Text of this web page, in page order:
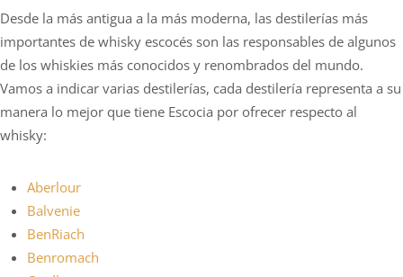
Desde la más antigua a la más moderna, las destilerías más
importantes de whisky escocés son las responsables de algunos
de los whiskies más conocidos y renombrados del mundo.
Vamos a indicar varias destilerías, cada destilería representa a su
manera lo mejor que tiene Escocia por ofrecer respecto al
whisky:
Aberlour
Balvenie
BenRiach
Benromach